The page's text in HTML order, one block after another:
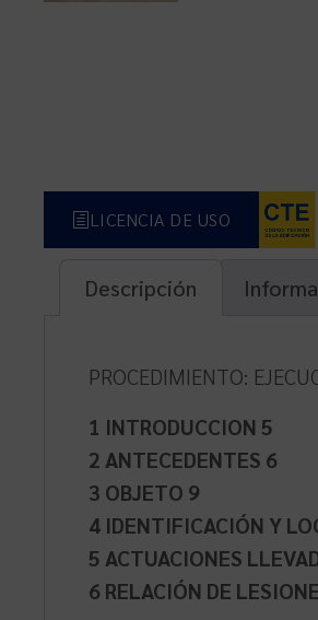
LICENCIA DE USO
Descripción
PROCEDIMIENTO:
1 INTRODUCCION 5
2 ANTECEDENTES 6
3 OBJETO 9
4 IDENTIFICACIÓN Y
5 ACTUACIONES
6 RELACIÓN DE